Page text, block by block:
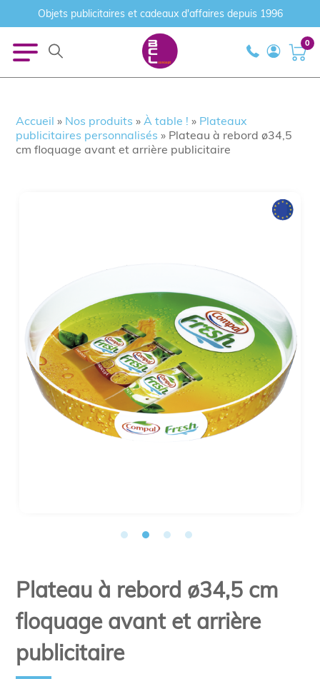
Objets publicitaires et cadeaux d'affaires depuis 1996
0
Accueil » Nos produits »À table ! » Plateaux
publicitaires personnalisés » Plateau à rebord ø34,5
cm floquage avant et arrière publicitaire
Plateau à rebord ø34,5 cm
floquage avant et arrière
publicitaire